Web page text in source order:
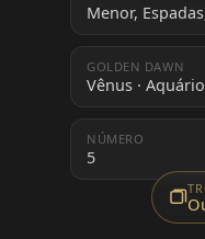
Menor,
GOLDEN DAWN
Vênus · Aquário
NÚMERO
5